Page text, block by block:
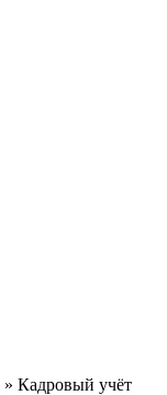
» Кадровый учёт